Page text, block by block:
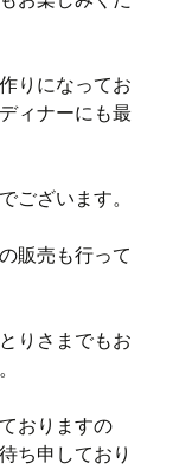
りになってお
ィナーにも最
ございます。
販売も行って
りさまでもお
おりますの
ち申しており